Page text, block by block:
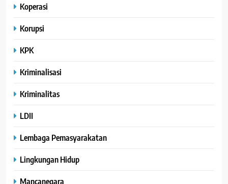
Koperasi
Korupsi
KPK
Kriminalisasi
Kriminalitas
LDII
Lembaga Pemasyarakatan
Lingkungan Hidup
Mancanegara